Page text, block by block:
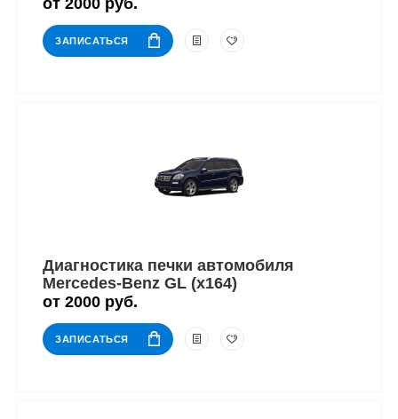
от 2000 руб.
ЗАПИСАТЬСЯ
Диагностика печки автомобиля
Mercedes-Benz GL (x164)
от 2000 руб.
ЗАПИСАТЬСЯ